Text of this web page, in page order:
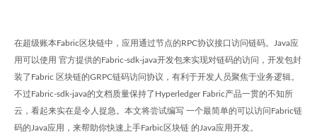
在超级账本Fabric区块链中，应用通过节点的RPC协议接口访问链码。Java应
用可以使用 官方提供的Fabric-sdk-java开发包来实现对链码的访问，开发包封
装了Fabric 区块链的GRPC链码访问协议，有利于开发人员聚焦于业务逻辑。
不过Fabric-sdk-java的文档质量保持了Hyperledger Fabric产品一贯的不知所
云，看起来实在是令人捉急。本文将尝试编写 一个最简单的可以访问Fabric链
码的Java应用，来帮助你快速上手Farbic区块链 的Java应用开发。